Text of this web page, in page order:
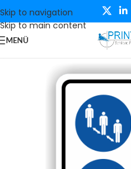
Skip to navigation
Skip to main content
MENÜ